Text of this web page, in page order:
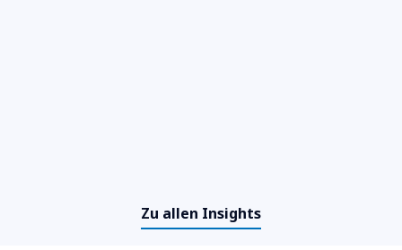
nativ: Das neue Operating Model
der Automobilindustrie​
Zu allen Insights